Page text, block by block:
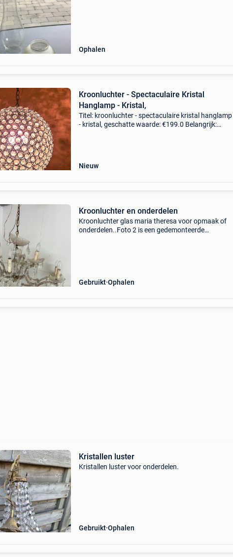
Ophalen
Kroonluchter - Spectaculaire Kristal
Hanglamp - Kristal,
Titel: kroonluchter - spectaculaire kristal hanglamp
- kristal, geschatte waarde: €199.0 Belangrijk:
Nieuw
Kroonluchter en onderdelen
Kroonluchter glas maria theresa voor opmaak of
onderdelen..Foto 2 is een gedemonteerde
Gebruikt Ophalen
Kristallen luster
Kristallen luster voor onderdelen.
Gebruikt Ophalen